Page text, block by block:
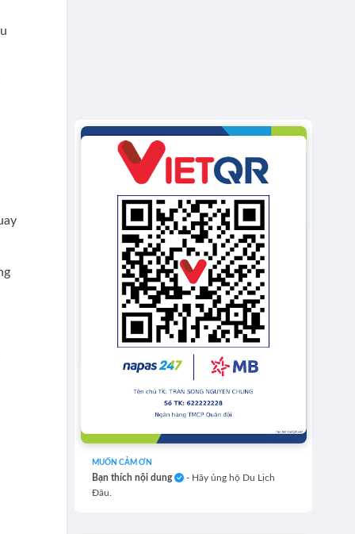
MUỐN CẢM ƠN
Bạn thích nội dung
- Hãy ủng hộ Du Lịch
Đâu.